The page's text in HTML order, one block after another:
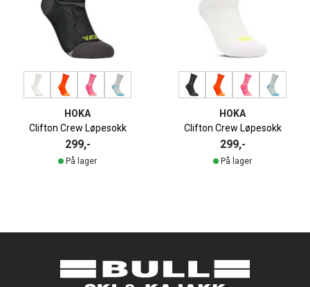
HOKA
Clifton Crew Løpesokk
299,-
På lager
HOKA
Clifton Crew Løpesokk
299,-
På lager